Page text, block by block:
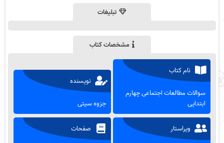
تبلیغات
مشخصات کتاب
نام کتاب
سوالات مطالعات اجتماعی چهارم
ابتدایی
نویسنده
جزوه سیتی
ویراستار صفحات